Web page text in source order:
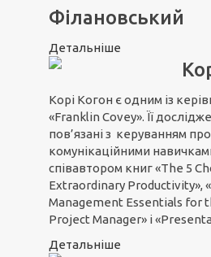
Філановський
Детальніше
Корі Когон є одним із
«Franklin Covey». Її
пов’язані з керуванням
комунікаційними
співавтором книг «The 5
Extraordinary Productivity»,
Management Essentials for
Project Manager» і
Детальніше